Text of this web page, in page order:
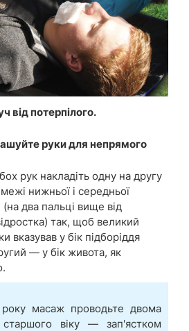
від потерпілого.
руки для непрямого
рук накладіть одну на другу
нижньої і середньої
два пальці вище від
так, щоб великий
вказував у бік підборіддя
— у бік живота, як
масаж проводьте двома
віку — зап'ястком